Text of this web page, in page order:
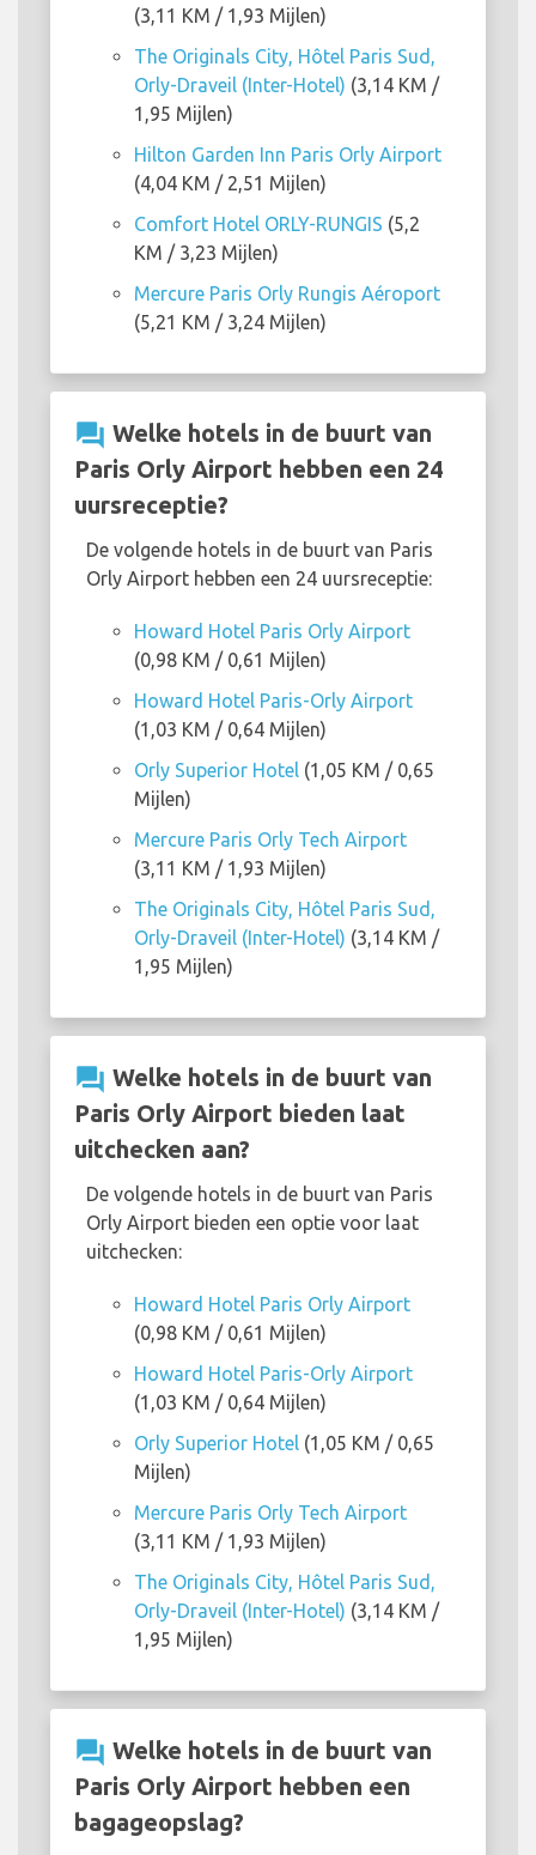
(3,11 KM / 1,93 Mijlen)
The Originals City, Hôtel Paris Sud,
Orly-Draveil (Inter-Hotel) (3,14 KM /
1,95 Mijlen)
Hilton Garden Inn Paris Orly Airport
(4,04 KM / 2,51 Mijlen)
Comfort Hotel ORLY-RUNGIS (5,2
KM / 3,23 Mijlen)
Mercure Paris Orly Rungis Aéroport
(5,21 KM / 3,24 Mijlen)
question_answer Welke hotels in de buurt van
Paris Orly Airport hebben een 24
uursreceptie?
De volgende hotels in de buurt van Paris
Orly Airport hebben een 24 uursreceptie:
Howard Hotel Paris Orly Airport
(0,98 KM / 0,61 Mijlen)
Howard Hotel Paris-Orly Airport
(1,03 KM / 0,64 Mijlen)
Orly Superior Hotel (1,05 KM / 0,65
Mijlen)
Mercure Paris Orly Tech Airport
(3,11 KM / 1,93 Mijlen)
The Originals City, Hôtel Paris Sud,
Orly-Draveil (Inter-Hotel) (3,14 KM /
1,95 Mijlen)
question_answer Welke hotels in de buurt van
Paris Orly Airport bieden laat
uitchecken aan?
De volgende hotels in de buurt van Paris
Orly Airport bieden een optie voor laat
uitchecken:
Howard Hotel Paris Orly Airport
(0,98 KM / 0,61 Mijlen)
Howard Hotel Paris-Orly Airport
(1,03 KM / 0,64 Mijlen)
Orly Superior Hotel (1,05 KM / 0,65
Mijlen)
Mercure Paris Orly Tech Airport
(3,11 KM / 1,93 Mijlen)
The Originals City, Hôtel Paris Sud,
Orly-Draveil (Inter-Hotel) (3,14 KM /
1,95 Mijlen)
question_answer Welke hotels in de buurt van
Paris Orly Airport hebben een
bagageopslag?